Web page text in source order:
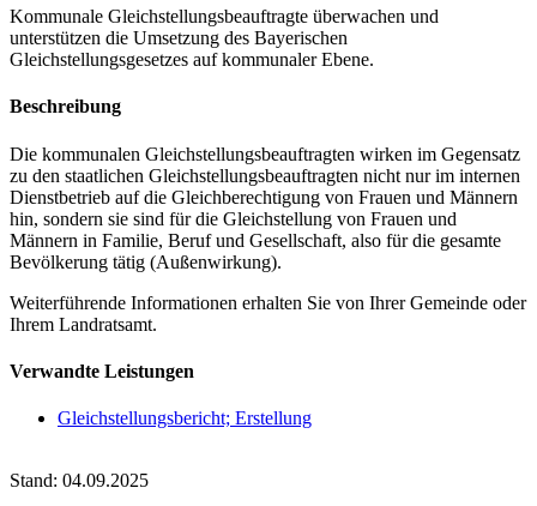
Kommunale Gleichstellungsbeauftragte überwachen und
unterstützen die Umsetzung des Bayerischen
Gleichstellungsgesetzes auf kommunaler Ebene.
Beschreibung
Die kommunalen Gleichstellungsbeauftragten wirken im Gegensatz
zu den staatlichen Gleichstellungsbeauftragten nicht nur im internen
Dienstbetrieb auf die Gleichberechtigung von Frauen und Männern
hin, sondern sie sind für die Gleichstellung von Frauen und
Männern in Familie, Beruf und Gesellschaft, also für die gesamte
Bevölkerung tätig (Außenwirkung).
Weiterführende Informationen erhalten Sie von Ihrer Gemeinde oder
Ihrem Landratsamt.
Verwandte Leistungen
Gleichstellungsbericht; Erstellung
Stand: 04.09.2025